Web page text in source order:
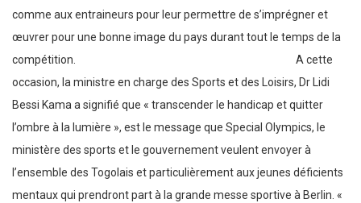
comme aux entraineurs pour leur permettre de s’imprégner et
œuvrer pour une bonne image du pays durant tout le temps de la
compétition. A cette
occasion, la ministre en charge des Sports et des Loisirs, Dr Lidi
Bessi Kama a signifié que « transcender le handicap et quitter
l’ombre à la lumière », est le message que Special Olympics, le
ministère des sports et le gouvernement veulent envoyer à
l’ensemble des Togolais et particulièrement aux jeunes déficients
mentaux qui prendront part à la grande messe sportive à Berlin. «